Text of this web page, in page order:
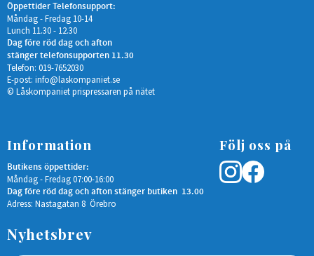
Öppettider Telefonsupport:
Måndag - Fredag 10-14
Lunch 11.30 - 12.30
Dag före röd dag och afton
stänger telefonsupporten 11.30
Telefon: 019-7652030
E-post: info@laskompaniet.se
© Låskompaniet prispressaren på nätet
Information
Butikens öppettider:
Måndag - Fredag 07:00-16:00
Dag före röd dag och afton stänger butiken 13.00
Adress: Nastagatan 8 Örebro
Följ oss på
Nyhetsbrev